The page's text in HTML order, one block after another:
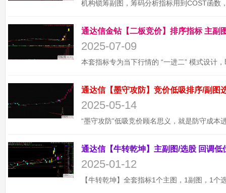
2025-07-09
2025-05-14
2025-01-12